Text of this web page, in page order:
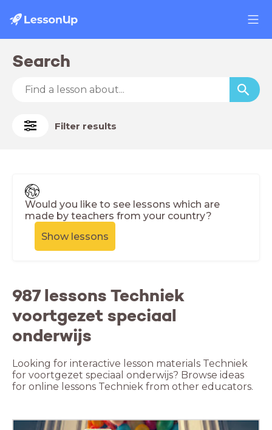
Search
Filter results
Would you like to see lessons which are
made by teachers from your country?
Show lessons
987 lessons Techniek
voortgezet speciaal
onderwijs
Looking for interactive lesson materials Techniek
for voortgezet speciaal onderwijs? Browse ideas
for online lessons Techniek from other educators.